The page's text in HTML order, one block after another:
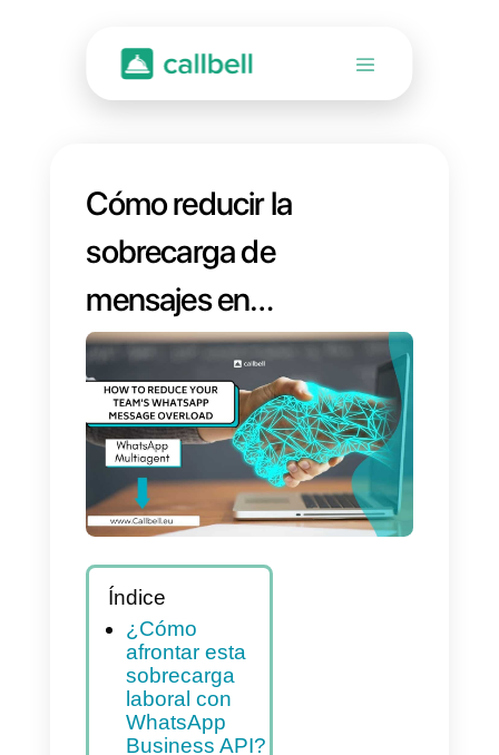
Cómo reducir la
sobrecarga de
mensajes en
WhatsApp de su
equipo
Índice